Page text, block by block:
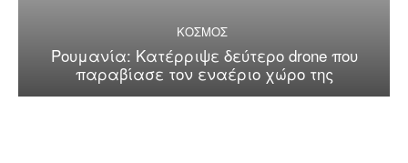
ΚΟΣΜΟΣ
Ρουμανία: Κατέρριψε δεύτερο drone που
παραβίασε τον εναέριο χώρο της